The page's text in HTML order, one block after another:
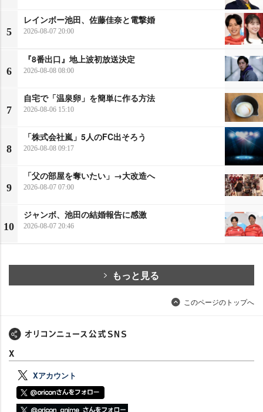
5
レインボー池田、佐藤佳奈と電撃婚
2026-08-07 20:00
6
『8番出口』地上波初放送決定
2026-08-08 08:00
7
自宅で「温泉卵」を簡単に作る方法
2026-08-06 15:10
8
「株式会社嵐」5人のFC出そろう
2026-08-08 09:17
9
「父の部屋を奪いたい」→大改造へ
2026-08-07 07:00
10
ジャンボ、池田の結婚報告に感激
2026-08-07 20:46
もっと見る
このページのトップへ
X
Xアカウント